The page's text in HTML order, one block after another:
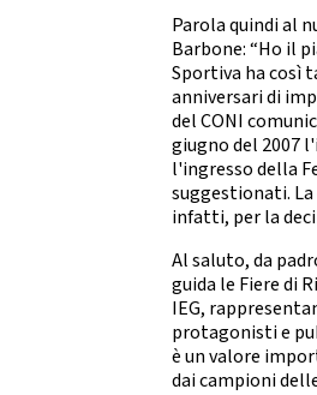
Policy
LOGO E PATROCINIO
CONTATTI
ASSEMBLEA NAZIONALE
2021
2022
Parola quindi al
Barbone: “Ho il
Sportiva ha così
anniversari di
del CONI
giugno del 2007
l'ingresso della
suggestionati.
infatti, per la
Al saluto, da
guida le Fiere di
IEG,
protagonisti e
è un valore
dai campioni